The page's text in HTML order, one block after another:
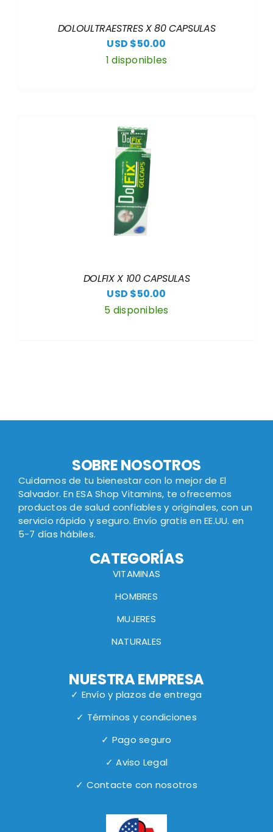
DOLOULTRAESTRES X 80 CAPSULAS
USD $50.00
1 disponibles
DOLFIX X 100 CAPSULAS
USD $50.00
5 disponibles
SOBRE NOSOTROS
Cuidamos de tu bienestar con lo mejor de El
Salvador. En ESA Shop Vitamins, te ofrecemos
productos de salud confiables y originales, con un
servicio rápido y seguro. Envío gratis en EE.UU. en
5-7 días hábiles.
CATEGORÍAS
VITAMINAS
HOMBRES
MUJERES
NATURALES
NUESTRA EMPRESA
✓ Envío y plazos de entrega
✓ Términos y condiciones
✓ Pago seguro
✓ Aviso Legal
✓ Contacte con nosotros